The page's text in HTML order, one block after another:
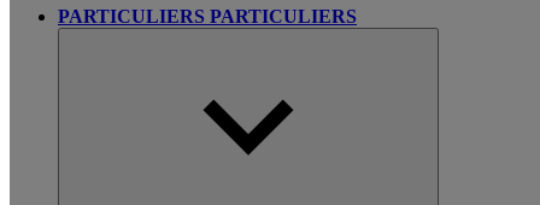
PARTICULIERS PARTICULIERS